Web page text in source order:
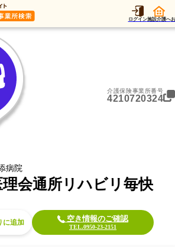
ログイン施設介護へ
データ
リハ 医療法人医理会通所リハビリ毎快
病院
介護保険事業所番号
4210720324
理会通所リハビリ毎快
空き情報のご確認
TEL.0950-23-2151